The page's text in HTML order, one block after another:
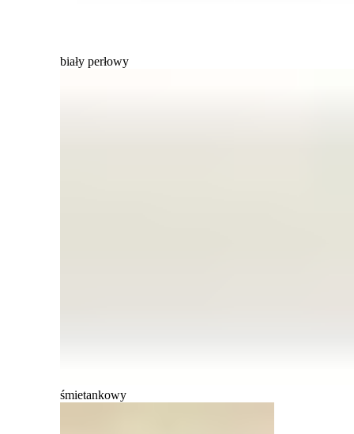
biały perłowy
śmietankowy